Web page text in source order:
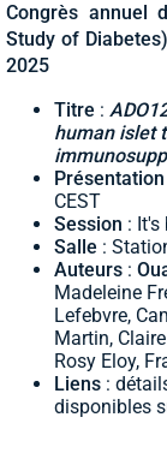
Congrès annuel
Study of
2025
Titre :
human islet
Présentation
CEST
Session : It's
Salle :
Auteurs :
Madeleine
Lefebvre,
Martin,
Rosy Eloy,
Liens :
disponibles